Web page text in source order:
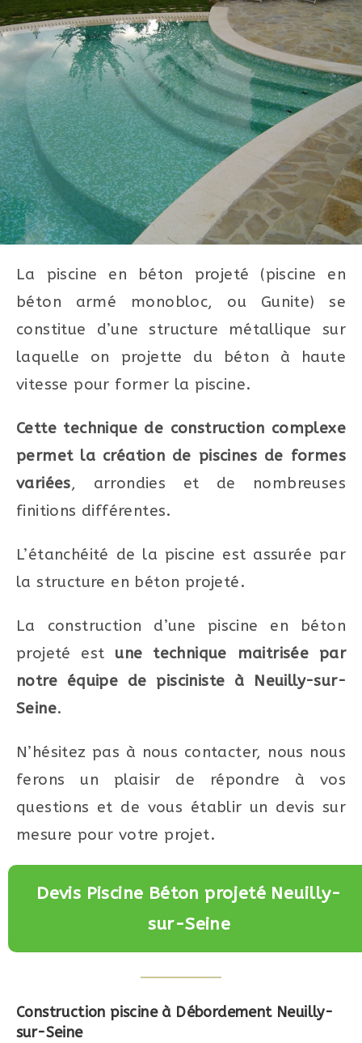
La piscine en béton projeté (piscine en
béton armé monobloc, ou Gunite) se
constitue d’une structure métallique sur
laquelle on projette du béton à haute
vitesse pour former la piscine.
Cette technique de construction complexe
permet la création de piscines de formes
variées, arrondies et de nombreuses
finitions différentes.
L’étanchéité de la piscine est assurée par
la structure en béton projeté.
La construction d’une piscine en béton
projeté est une technique maitrisée par
notre équipe de pisciniste à Neuilly-sur-
Seine.
N’hésitez pas à nous contacter, nous nous
ferons un plaisir de répondre à vos
questions et de vous établir un devis sur
mesure pour votre projet.
Devis Piscine Béton projeté Neuilly-
sur-Seine
Construction piscine à Débordement Neuilly-
sur-Seine